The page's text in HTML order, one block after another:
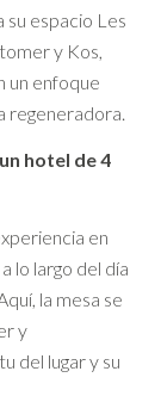
espacio Les
y Kos,
un enfoque
regeneradora.
hotel de 4
en
lo largo del día
la mesa se
y
del lugar y su